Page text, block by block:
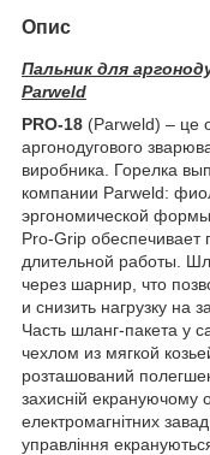
Опис
Пальник для
Parweld
PRO-18 (Parweld) – це
аргонодугового
виробника. Горелка
компании Parweld:
эргономической
Pro-Grip обеспечивает
длительной работы.
через шарнир, что
и снизить нагрузку на
Часть шланг-пакета у
чехлом из мягкой
розташований
захисній екрануючому
електромагнітних
управління